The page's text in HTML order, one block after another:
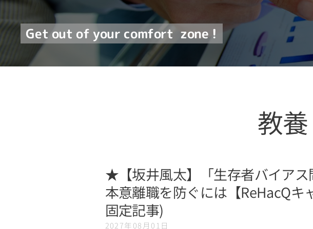
Get out of your comfort zone !
教
★【坂井風太】「生存者バイアス
本意離職を防ぐには【ReHacQキ
固定記事)
2027年08月01日